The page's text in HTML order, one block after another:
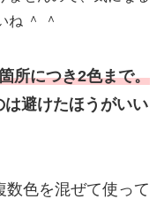
ね ＾ ＾
所につき2色まで。
は避けたほうがいい
数色を混ぜて使って